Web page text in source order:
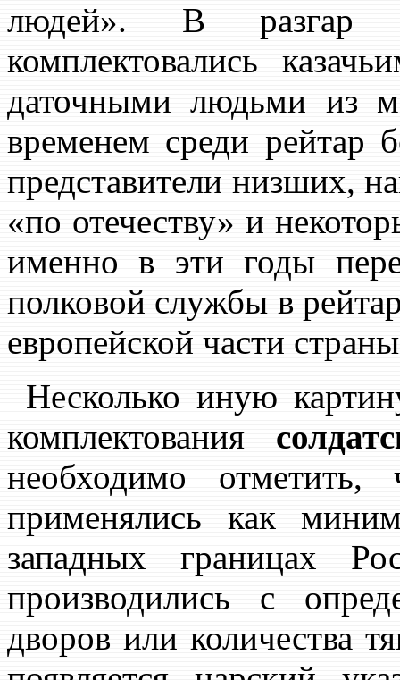
людей». В разгар
комплектовались
даточными людьми из
временем среди рейтар
представители низших,
«по отечеству» и
именно в эти годы
полковой службы в
европейской части
Несколько иную
комплектования
необходимо
применялись как
западных границах
производились с
дворов или количества